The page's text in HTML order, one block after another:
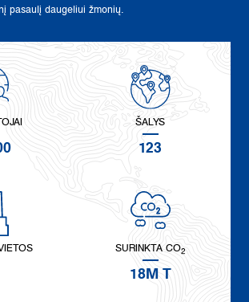
pasaulį daugeliui žmonių.
ŠALYS
123
SURINKTA CO2
18M T